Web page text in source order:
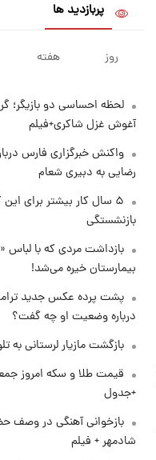
شماره
پرسپولیس
محبی و
۱ روز پیش
۱ روز پیش
تغییر تند
۱۵ مرداد ۱۴۰۵ +جدول
۱ روز پیش
قیمت طلا
۱۵ مرداد ۱۴۰۵
پربازدید ها
روز هفته
لحظه احساسی دو بازیگر؛
آغوش غزل شاکری+فیلم
واکنش خبرگزاری فارس
رضایی به دبیری شعام
۵ سال کار بیشتر برای
بازنشستگی
بازداشت مردی که با لباس
بیمارستان خیره می‌شد!
پشت پرده عکس جدید
درباره وضعیت او چه گفت؟
بازگشت مازیار لرستانی به
+جدول
بازخوانی آهنگی در وصف
شادمهر + فیلم